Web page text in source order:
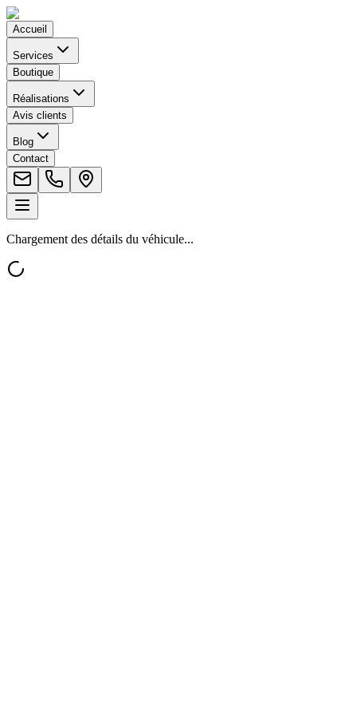
Accueil
Services
Boutique
Réalisations
Avis clients
Blog
Contact
Chargement des détails du véhicule...